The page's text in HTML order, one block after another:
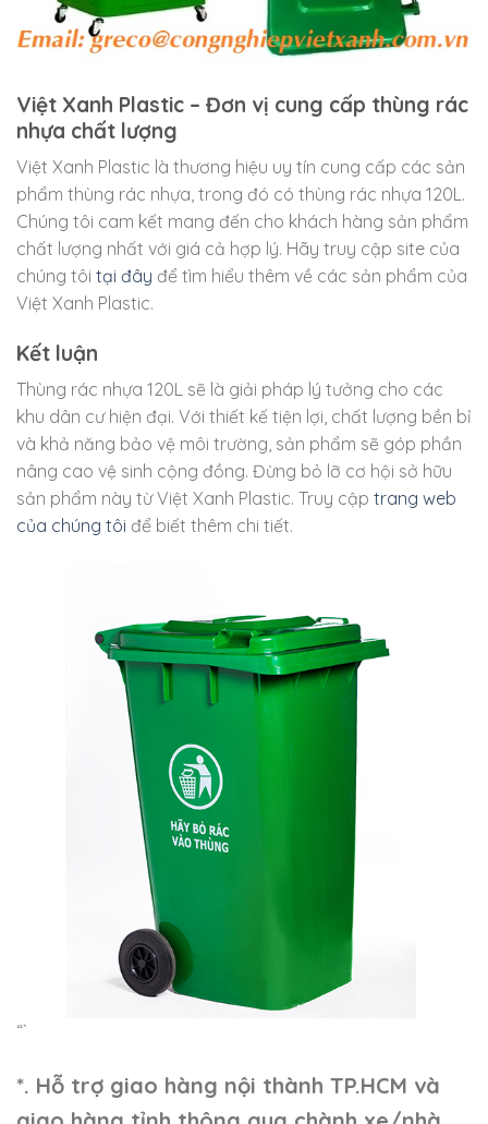
Việt Xanh Plastic – Đơn vị cung cấp thùng rác
nhựa chất lượng
Việt Xanh Plastic là thương hiệu uy tín cung cấp các sản
phẩm thùng rác nhựa, trong đó có thùng rác nhựa 120L.
Chúng tôi cam kết mang đến cho khách hàng sản phẩm
chất lượng nhất với giá cả hợp lý. Hãy truy cập site của
chúng tôi tại đây để tìm hiểu thêm về các sản phẩm của
Việt Xanh Plastic.
Kết luận
Thùng rác nhựa 120L sẽ là giải pháp lý tưởng cho các
khu dân cư hiện đại. Với thiết kế tiện lợi, chất lượng bền bỉ
và khả năng bảo vệ môi trường, sản phẩm sẽ góp phần
nâng cao vệ sinh cộng đồng. Đừng bỏ lỡ cơ hội sở hữu
sản phẩm này từ Việt Xanh Plastic. Truy cập trang web
của chúng tôi để biết thêm chi tiết.
“`
*. Hỗ trợ giao hàng nội thành TP.HCM và